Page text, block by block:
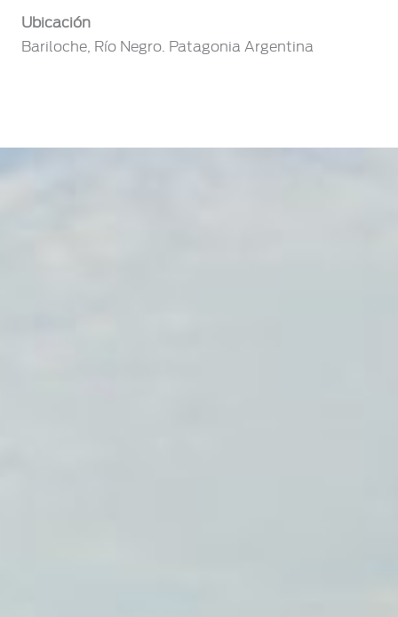
Ubicación
Bariloche, Río Negro. Patagonia Argentina